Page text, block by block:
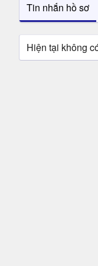
Tin nhắn hồ sơ
Hiện tại không